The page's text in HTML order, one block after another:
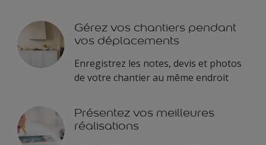
Gérez vos chantiers pendant
vos déplacements
Enregistrez les notes, devis et photos
de votre chantier au même endroit
Présentez vos meilleures
réalisations